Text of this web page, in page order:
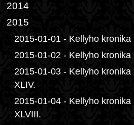
2014
2015
2015-01-01 - Kellyho
2015-01-02 - Kellyho kronika
2015-01-03 - Kellyho
XLIV.
2015-01-04 - Kellyho kronika
XLVIII.